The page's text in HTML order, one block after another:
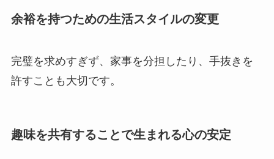
余裕を持つための生活スタイルの変更
完璧を求めすぎず、家事を分担したり、手抜きを
許すことも大切です。
趣味を共有することで生まれる心の安定